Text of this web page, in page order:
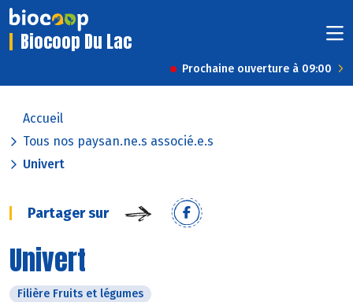
Biocoop Du Lac
Prochaine ouverture à 09:00
Accueil
Tous nos paysan.ne.s associé.e.s
Univert
Partager sur
Univert
Filière Fruits et légumes